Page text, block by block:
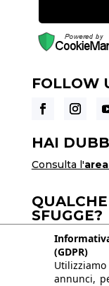
FOLLOW
HAI
Consulta l'
SFUGGE?
Consulta il
© 2026
(GDPR)
annunci,